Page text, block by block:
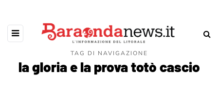
TAG DI NAVIGAZIONE
la gloria e la prova totò cascio